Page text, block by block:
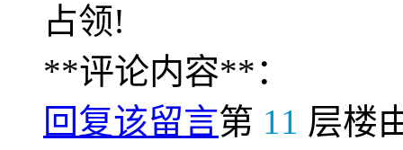
占领!
**评论内容**：
回复该留言第 11 层楼